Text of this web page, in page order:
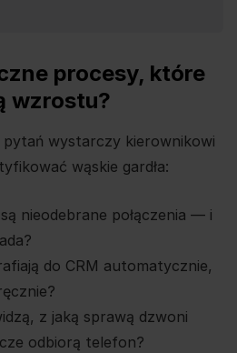
procesy, które
wzrostu?
wystarczy kierownikowi
wąskie gardła:
nieodebrane połączenia — i
do CRM automatycznie,
z jaką sprawą dzwoni
odbiorą telefon?